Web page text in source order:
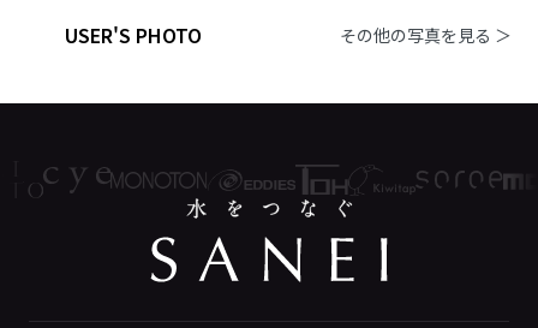
USER'S PHOTO その他の写真を見る ＞